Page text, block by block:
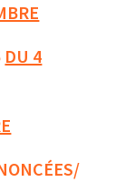
DU 4